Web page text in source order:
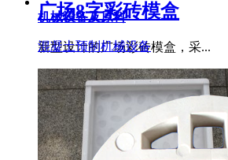
机械设备及原料
混凝土预制机械设备
广场8字彩砖模盒
新型设计的广场彩砖模盒，采...